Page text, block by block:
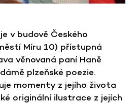
je v budově Českého
Míru 10) přístupná
věnovaná paní Haně
plzeňské poezie.
momenty z jejího života
originální ilustrace z jejích